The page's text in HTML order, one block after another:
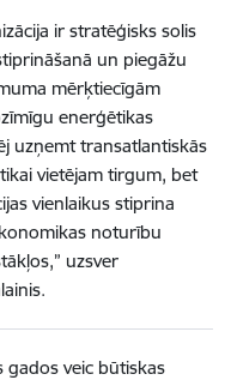
ir stratēģisks solis
un piegāžu
mērķtiecīgām
enerģētikas
uzņemt transatlantiskās
vietējam tirgum, bet
vienlaikus stiprina
noturību
uzsver
gados veic būtiskas